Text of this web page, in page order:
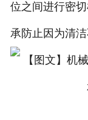
位之间进行密
承防止因为清